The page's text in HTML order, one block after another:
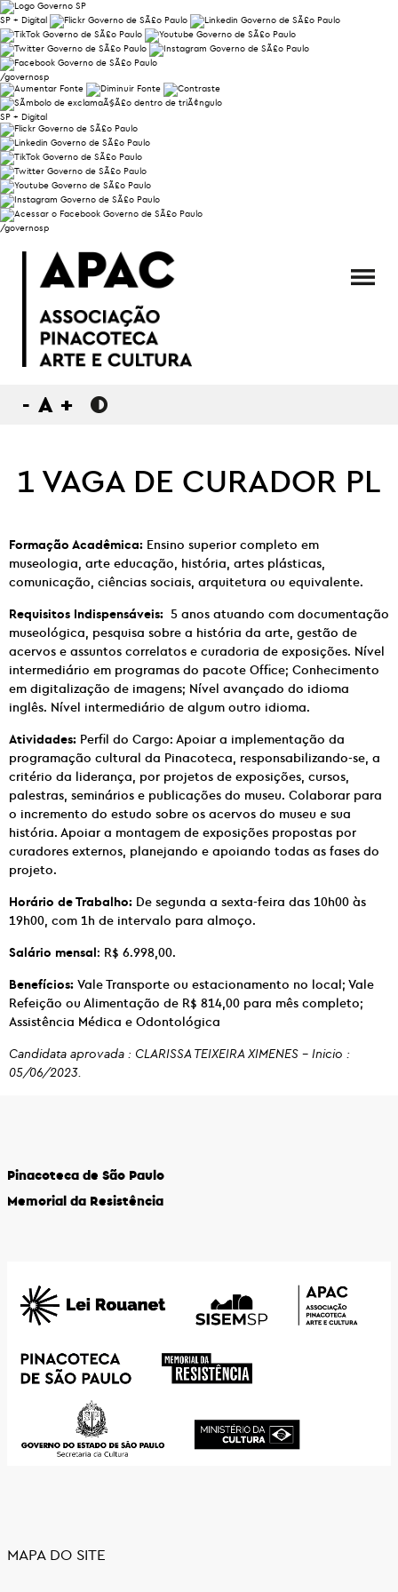
SP + Digital
/governosp
SP + Digital
/governosp
- A +
1 VAGA DE CURADOR PL
Formação Acadêmica: Ensino superior completo em
museologia, arte educação, história, artes plásticas,
comunicação, ciências sociais, arquitetura ou equivalente.
Requisitos Indispensáveis: 5 anos atuando com documentação
museológica, pesquisa sobre a história da arte, gestão de
acervos e assuntos correlatos e curadoria de exposições. Nível
intermediário em programas do pacote Office; Conhecimento
em digitalização de imagens; Nível avançado do idioma
inglês. Nível intermediário de algum outro idioma.
Atividades: Perfil do Cargo: Apoiar a implementação da
programação cultural da Pinacoteca, responsabilizando-se, a
critério da liderança, por projetos de exposições, cursos,
palestras, seminários e publicações do museu. Colaborar para
o incremento do estudo sobre os acervos do museu e sua
história. Apoiar a montagem de exposições propostas por
curadores externos, planejando e apoiando todas as fases do
projeto.
Horário de Trabalho: De segunda a sexta-feira das 10h00 às
19h00, com 1h de intervalo para almoço.
Salário mensal: R$ 6.998,00.
Benefícios: Vale Transporte ou estacionamento no local; Vale
Refeição ou Alimentação de R$ 814,00 para mês completo;
Assistência Médica e Odontológica
Candidata aprovada : CLARISSA TEIXEIRA XIMENES – Inicio :
05/06/2023.
Pinacoteca de São Paulo
Memorial da Resistência
MAPA DO SITE